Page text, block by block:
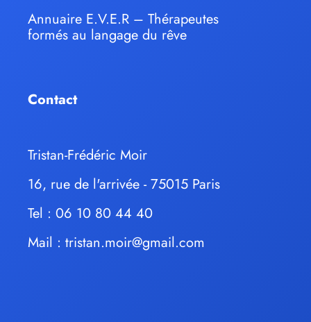
Annuaire E.V.E.R – Thérapeutes
formés au langage du rêve
Contact
Tristan-Frédéric Moir
16, rue de l'arrivée - 75015 Paris
Tel : 06 10 80 44 40
Mail : tristan.moir@gmail.com